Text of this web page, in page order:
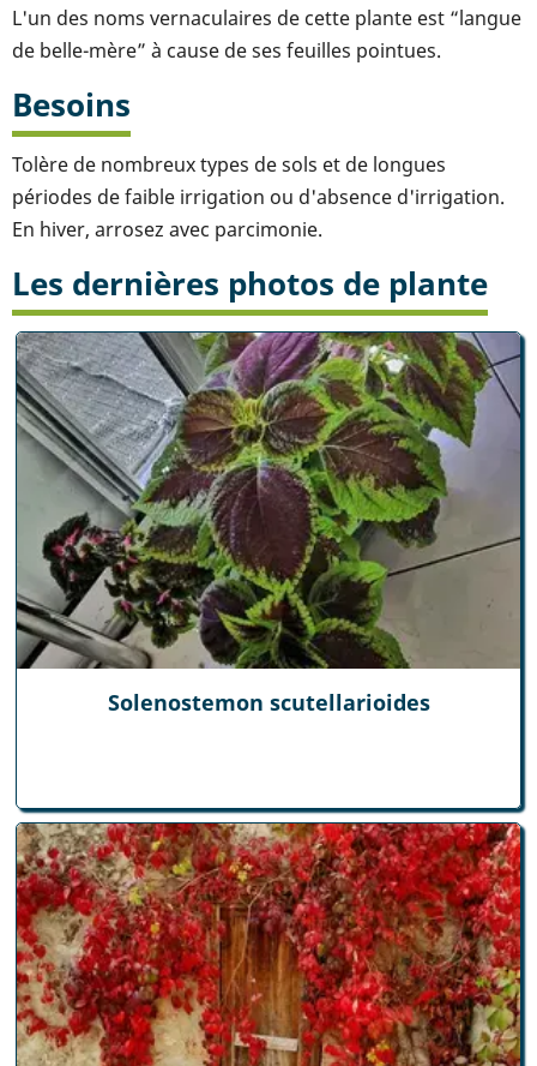
L'un des noms vernaculaires de cette plante est “langue
de belle-mère” à cause de ses feuilles pointues.
Besoins
Tolère de nombreux types de sols et de longues
périodes de faible irrigation ou d'absence d'irrigation.
En hiver, arrosez avec parcimonie.
Les dernières photos de plante
Solenostemon scutellarioides